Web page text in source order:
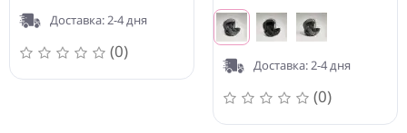
Доставка: 2-4 дня
(0)
Доставка: 2-4 дня
(0)